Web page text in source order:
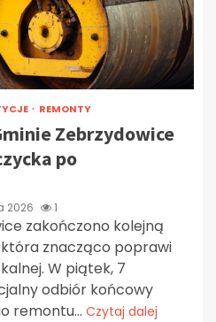
REMONTY
Zebrzydowice
po
2026 1
zakończono kolejną
znacząco poprawi
W piątek, 7
odbiór końcowy
remontu... Czytaj dalej